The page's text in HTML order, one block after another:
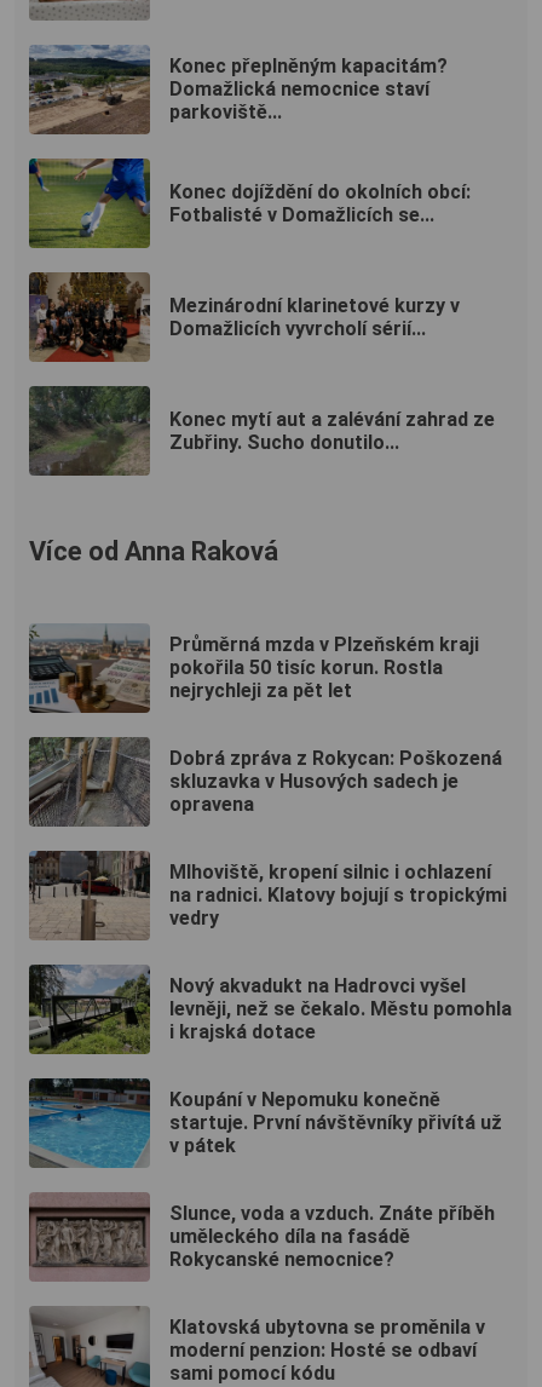
Konec přeplněným kapacitám?
Domažlická nemocnice staví
parkoviště...
Konec dojíždění do okolních obcí:
Fotbalisté v Domažlicích se...
Mezinárodní klarinetové kurzy v
Domažlicích vyvrcholí sérií...
Konec mytí aut a zalévání zahrad ze
Zubřiny. Sucho donutilo...
Více od Anna Raková
Průměrná mzda v Plzeňském kraji
pokořila 50 tisíc korun. Rostla
nejrychleji za pět let
Dobrá zpráva z Rokycan: Poškozená
skluzavka v Husových sadech je
opravena
Mlhoviště, kropení silnic i ochlazení
na radnici. Klatovy bojují s tropickými
vedry
Nový akvadukt na Hadrovci vyšel
levněji, než se čekalo. Městu pomohla
i krajská dotace
Koupání v Nepomuku konečně
startuje. První návštěvníky přivítá už
v pátek
Slunce, voda a vzduch. Znáte příběh
uměleckého díla na fasádě
Rokycanské nemocnice?
Klatovská ubytovna se proměnila v
moderní penzion: Hosté se odbaví
sami pomocí kódu